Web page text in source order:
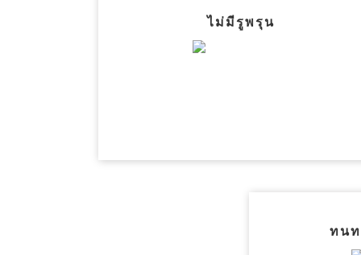
ไม่มีรูพรุน
ทนท